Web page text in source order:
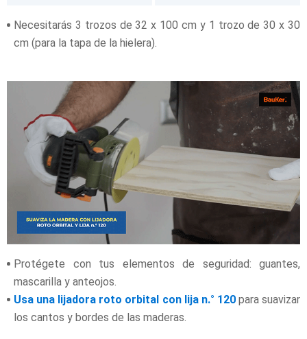
Necesitarás 3 trozos de 32 x 100 cm y 1 trozo de 30 x 30
cm (para la tapa de la hielera).
Protégete con tus elementos de seguridad: guantes,
mascarilla y anteojos.
Usa una lijadora roto orbital con lija n.° 120para suavizar
los cantos y bordes de las maderas.